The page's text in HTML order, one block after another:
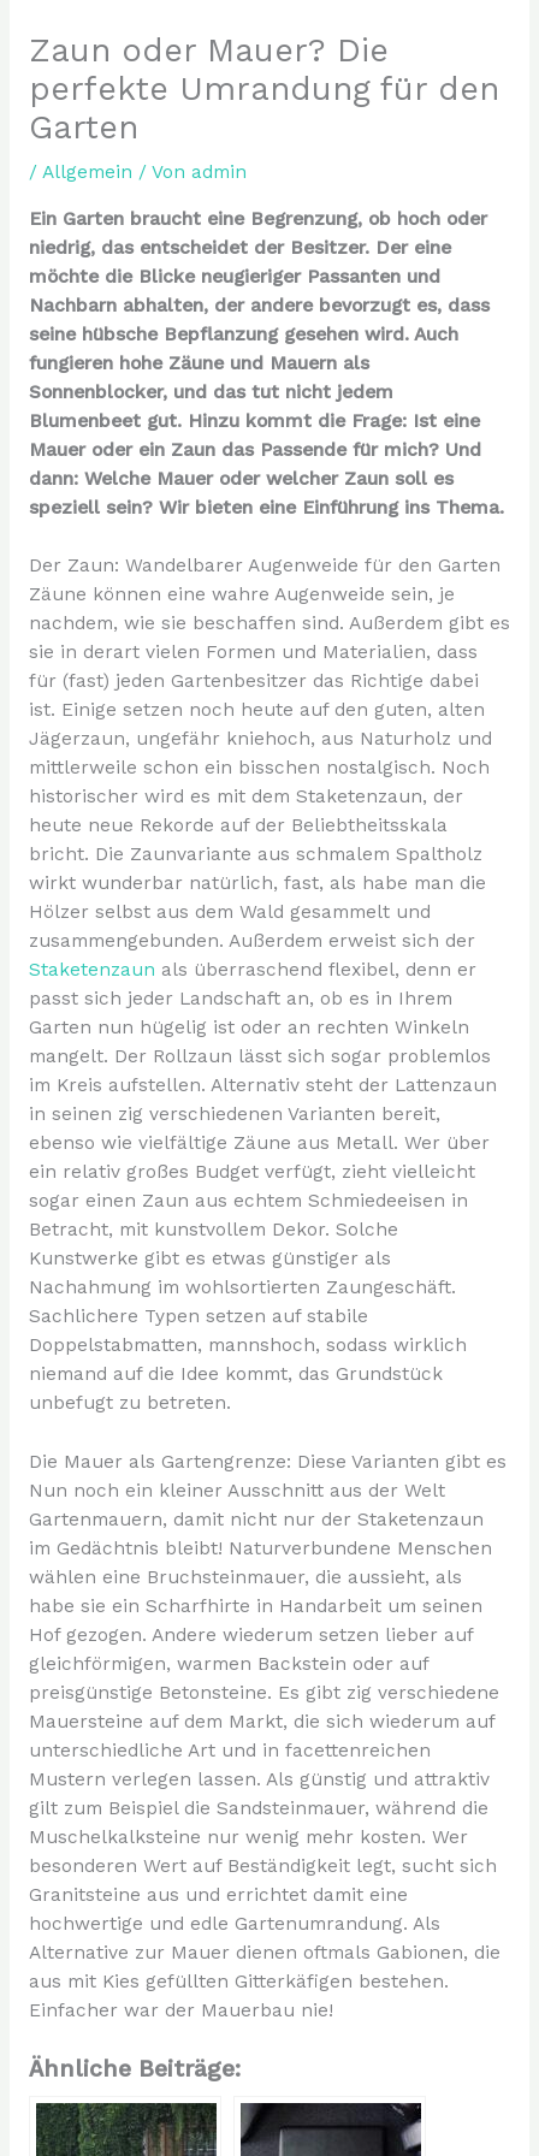
Zaun oder Mauer? Die
perfekte Umrandung für den
Garten
/ Allgemein / Von admin
Ein Garten braucht eine Begrenzung, ob hoch oder
niedrig, das entscheidet der Besitzer. Der eine
möchte die Blicke neugieriger Passanten und
Nachbarn abhalten, der andere bevorzugt es, dass
seine hübsche Bepflanzung gesehen wird. Auch
fungieren hohe Zäune und Mauern als
Sonnenblocker, und das tut nicht jedem
Blumenbeet gut. Hinzu kommt die Frage: Ist eine
Mauer oder ein Zaun das Passende für mich? Und
dann: Welche Mauer oder welcher Zaun soll es
speziell sein? Wir bieten eine Einführung ins Thema.
Der Zaun: Wandelbarer Augenweide für den Garten
Zäune können eine wahre Augenweide sein, je
nachdem, wie sie beschaffen sind. Außerdem gibt es
sie in derart vielen Formen und Materialien, dass
für (fast) jeden Gartenbesitzer das Richtige dabei
ist. Einige setzen noch heute auf den guten, alten
Jägerzaun, ungefähr kniehoch, aus Naturholz und
mittlerweile schon ein bisschen nostalgisch. Noch
historischer wird es mit dem Staketenzaun, der
heute neue Rekorde auf der Beliebtheitsskala
bricht. Die Zaunvariante aus schmalem Spaltholz
wirkt wunderbar natürlich, fast, als habe man die
Hölzer selbst aus dem Wald gesammelt und
zusammengebunden. Außerdem erweist sich der
Staketenzaun als überraschend flexibel, denn er
passt sich jeder Landschaft an, ob es in Ihrem
Garten nun hügelig ist oder an rechten Winkeln
mangelt. Der Rollzaun lässt sich sogar problemlos
im Kreis aufstellen. Alternativ steht der Lattenzaun
in seinen zig verschiedenen Varianten bereit,
ebenso wie vielfältige Zäune aus Metall. Wer über
ein relativ großes Budget verfügt, zieht vielleicht
sogar einen Zaun aus echtem Schmiedeeisen in
Betracht, mit kunstvollem Dekor. Solche
Kunstwerke gibt es etwas günstiger als
Nachahmung im wohlsortierten Zaungeschäft.
Sachlichere Typen setzen auf stabile
Doppelstabmatten, mannshoch, sodass wirklich
niemand auf die Idee kommt, das Grundstück
unbefugt zu betreten.
Die Mauer als Gartengrenze: Diese Varianten gibt es
Nun noch ein kleiner Ausschnitt aus der Welt
Gartenmauern, damit nicht nur der Staketenzaun
im Gedächtnis bleibt! Naturverbundene Menschen
wählen eine Bruchsteinmauer, die aussieht, als
habe sie ein Scharfhirte in Handarbeit um seinen
Hof gezogen. Andere wiederum setzen lieber auf
gleichförmigen, warmen Backstein oder auf
preisgünstige Betonsteine. Es gibt zig verschiedene
Mauersteine auf dem Markt, die sich wiederum auf
unterschiedliche Art und in facettenreichen
Mustern verlegen lassen. Als günstig und attraktiv
gilt zum Beispiel die Sandsteinmauer, während die
Muschelkalksteine nur wenig mehr kosten. Wer
besonderen Wert auf Beständigkeit legt, sucht sich
Granitsteine aus und errichtet damit eine
hochwertige und edle Gartenumrandung. Als
Alternative zur Mauer dienen oftmals Gabionen, die
aus mit Kies gefüllten Gitterkäfigen bestehen.
Einfacher war der Mauerbau nie!
Ähnliche Beiträge: